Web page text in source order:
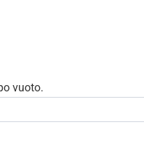
vuoto.